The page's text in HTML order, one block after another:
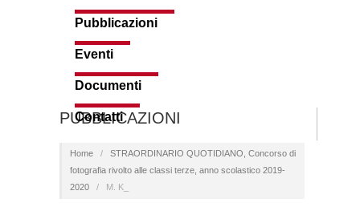
Pubblicazioni
Eventi
Documenti
Contatti
PUBBLICAZIONI
Home /
STRAORDINARIO QUOTIDIANO, Concorso di
fotografia rivolto alle classi terze, anno scolastico 2019-
2020
/ M. K_